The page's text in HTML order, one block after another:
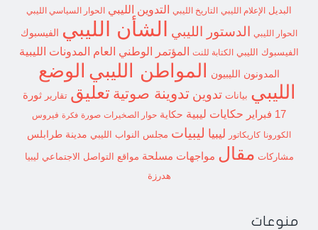
البديل الإعلام الليبي التاريخ الليبي التدوين الليبي الحوار السياسي الليبي
الحوار الليبي الدستور الليبي الشأن الليبي الفيسبوك
الفيسبوك الليبي الكتابة للنت المؤتمر الوطني العام المدونات الليبية
المدونون الليبيون المواطن الليبي الوضع
الليبي بيانات تدوين تدوينة صوتية تعليق تقارير
ثورة
17 فبراير
حكايات ليبية حكاية حوار الصخيرات صورة فكرة فيروس
الكورونا كاريكاتور ليبيا ليبيات مجلس النواب الليبي مدينة طرابلس
مشاركات مقال مواجهات مسلحة مواقع التواصل الاجتماعي ليبيا
هدرزة
منوعات